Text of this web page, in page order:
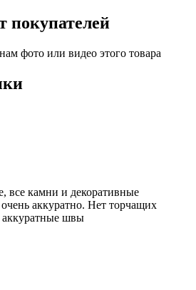
покупателей
фото или видео этого товара
все камни и декоративные
аккуратно. Нет торчащих
аккуратные швы